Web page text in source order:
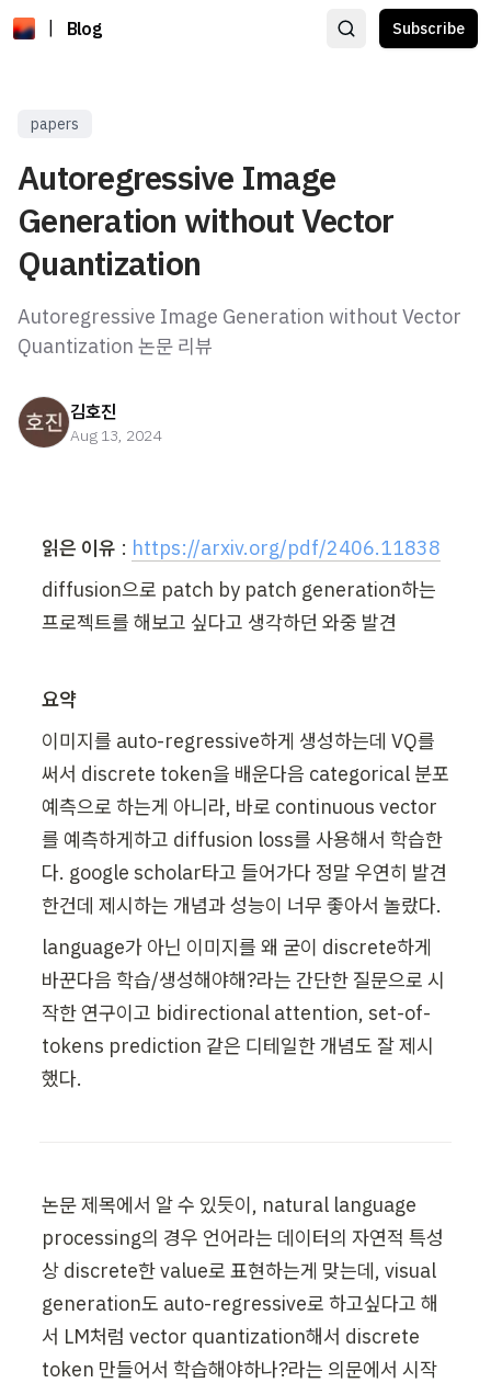
Blog Subscribe
papers
Autoregressive Image
Generation without Vector
Quantization
Autoregressive Image Generation without Vector
Quantization 논문 리뷰
김호진
Aug 13, 2024
읽은 이유 : https://arxiv.org/pdf/2406.11838
diffusion으로 patch by patch generation하는
프로젝트를 해보고 싶다고 생각하던 와중 발견
요약
이미지를 auto-regressive하게 생성하는데 VQ를
써서 discrete token을 배운다음 categorical 분포
예측으로 하는게 아니라, 바로 continuous vector
를 예측하게하고 diffusion loss를 사용해서 학습한
다. google scholar타고 들어가다 정말 우연히 발견
한건데 제시하는 개념과 성능이 너무 좋아서 놀랐다.
language가 아닌 이미지를 왜 굳이 discrete하게
바꾼다음 학습/생성해야해?라는 간단한 질문으로 시
작한 연구이고 bidirectional attention, set-of-
tokens prediction 같은 디테일한 개념도 잘 제시
했다.
논문 제목에서 알 수 있듯이, natural language
processing의 경우 언어라는 데이터의 자연적 특성
상 discrete한 value로 표현하는게 맞는데, visual
generation도 auto-regressive로 하고싶다고 해
서 LM처럼 vector quantization해서 discrete
token 만들어서 학습해야하나?라는 의문에서 시작